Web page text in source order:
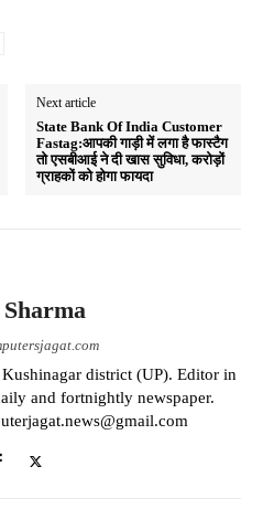
Next article
State Bank Of India Customer
Fastag:आपकी गाड़ी में लगा है फास्टैग
तो एसबीआई ने दी खास सुविधा, करोड़ों
ग्राहकों को होगा फायदा
district (UP). Editor in
and fortnightly newspaper.